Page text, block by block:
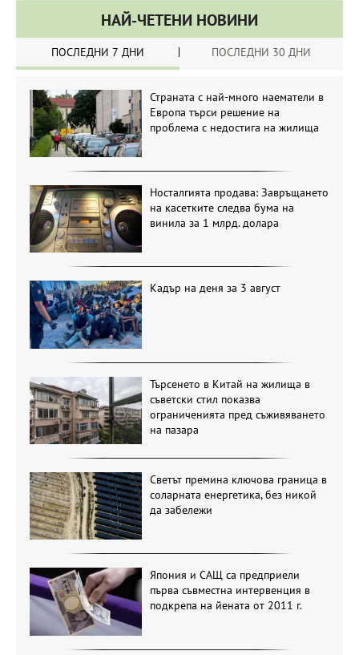
НАЙ-ЧЕТЕНИ НОВИНИ
ПОСЛЕДНИ 7 ДНИ ПОСЛЕДНИ 30 ДНИ
Страната с най-много наематели в
Европа търси решение на
проблема с недостига на жилища
Носталгията продава: Завръщането
на касетките следва бума на
винила за 1 млрд. долара
Кадър на деня за 3 август
Търсенето в Китай на жилища в
съветски стил показва
ограниченията пред съживяването
на пазара
Светът премина ключова граница в
соларната енергетика, без никой
да забележи
Япония и САЩ са предприели
първа съвместна интервенция в
подкрепа на йената от 2011 г.